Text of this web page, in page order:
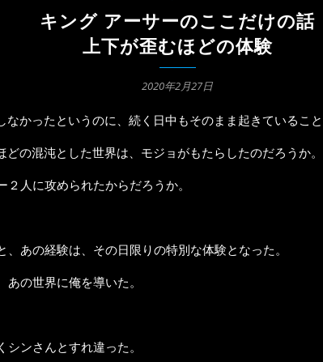
キング アーサーのここだけの話
上下が歪むほどの体験
2020年2月27日
なかったというのに、続く日中もそのまま起きていること
どの混沌とした世界は、モジョがもたらしたのだろうか。
人に攻められたからだろうか。
あの経験は、その日限りの特別な体験となった。
の世界に俺を導いた。
ンさんとすれ違った。